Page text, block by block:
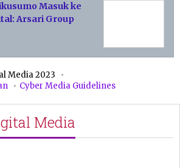
Masuk ke
Arsari Group
Media 2023
Cyber Media Guidelines
Media